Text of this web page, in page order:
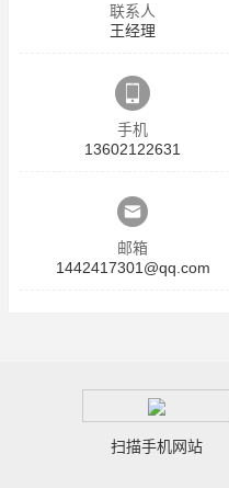
联系人
王经理
手机
13602122631
邮箱
1442417301@qq.com
扫描手机网站